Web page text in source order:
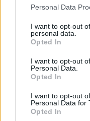
Please note that this
not limited to your visit
grant or deny consent
use your data for
consent section.
Personal Data
I want to opt-out
personal data.
Opted In
I want to opt-out
Personal Data.
Opted In
I want to opt-out
Personal Data for
Opted In